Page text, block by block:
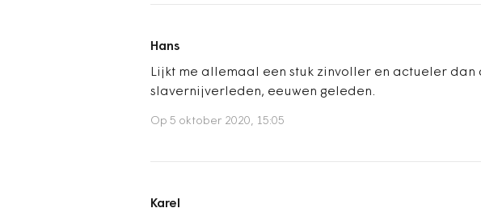
Hans
Lijkt me allemaal een stuk zinvoller en actueler
slavernijverleden, eeuwen geleden.
Op 5 oktober 2020, 15:05
Karel